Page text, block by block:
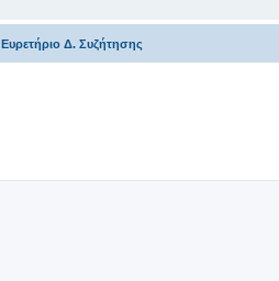
Ευρετήριο Δ. Συζήτησης